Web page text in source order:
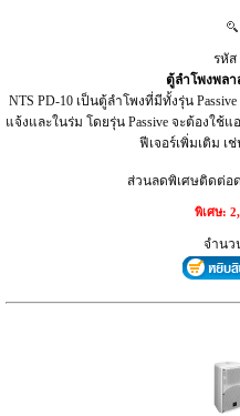
รหัส
ตู้ลำโพงพลา
NTS PD-10 เป็นตู้ลำโพงที่มีทั้งรุ่น
แจ้งและในร่ม โดยรุ่น Passive จะต้องใ
ฟีเจอร์เพิ่มเติม เ
ส่วนลดพิเศษติดต่อด่
พิเศษ:
จำนว